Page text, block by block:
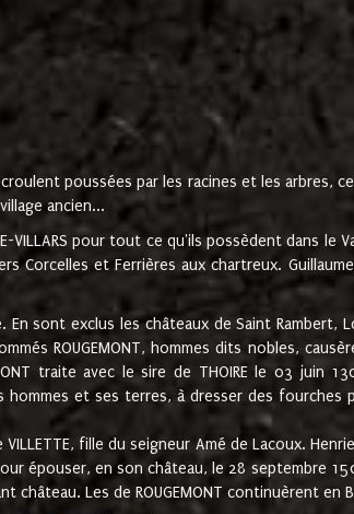
poussées par les racines et les arbres,
ancien...
VILLARS pour tout ce qu'ils possèdent dans le
Corcelles et Ferrières aux chartreux. Guillaume
sont exclus les châteaux de Saint Rambert,
ROUGEMONT, hommes dits nobles,
traite avec le sire de THOIRE le 03 juin
hommes et ses terres, à dresser des fourches
VILLETTE, fille du seigneur Amé de Lacoux.
épouser, en son château, le 28 septembre
Les de ROUGEMONT continuèrent en